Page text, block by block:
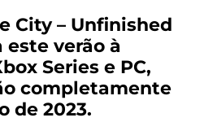
City – Unfinished
este verão à
Series e PC,
completamente
de 2023.